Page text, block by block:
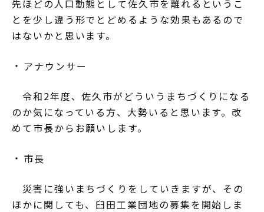
先ほどの人口動態として佐久市を離れるというこ
とを少し違う形でとどめるような効果もあるので
はないかと思います。
アナウンサー
令和2年度、佐久市がどういうまちづくりになる
のか気になっている方、大勢いると思います。改
めて市長からお願いします。
市長
災害に強いまちづくりをしていきますが、その
ほかに関しても、臼田工業団地の募集を開始しま